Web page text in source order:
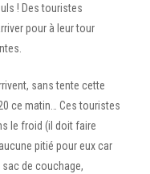
! Des touristes
pour à leur tour
sans tente cette
ce matin… Ces touristes
le froid (il doit faire
pitié pour eux car
de couchage,